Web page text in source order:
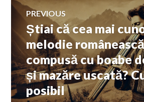
Navigare
în
articole
PREVIOUS
Previous
post:
Știai că cea mai
melodie
compusă cu boabe
și mazăre uscată?
posibil